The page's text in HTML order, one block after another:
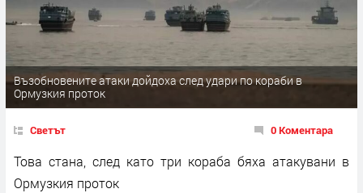
Възобновените атаки дойдоха след удари по кораби в
Ормузкия проток
Светът 0 Коментара
Това стана, след като три кораба бяха атакувани в
Ормузкия проток